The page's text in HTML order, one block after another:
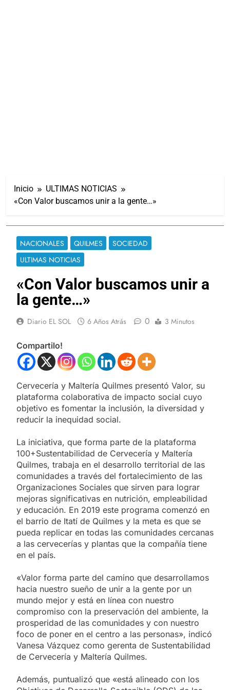
Inicio
ULTIMAS NOTICIAS
«Con Valor buscamos unir a la gente…»
NACIONALES QUILMES
SOCIEDAD
ULTIMAS NOTICIAS
«Con Valor buscamos unir a
la gente…»
Diario EL SOL 6 Años Atrás 0 3 Minutos
Compartilo!
Cervecería y Maltería Quilmes presentó Valor, su
plataforma colaborativa de impacto social cuyo
objetivo es fomentar la inclusión, la diversidad y
reducir la inequidad social.
La iniciativa, que forma parte de la plataforma
100+Sustentabilidad de Cervecería y Maltería
Quilmes, trabaja en el desarrollo territorial de las
comunidades a través del fortalecimiento de las
Organizaciones Sociales que sirven para lograr
mejoras significativas en nutrición, empleabilidad
y educación. En 2019 este programa comenzó en
el barrio de Itatí de Quilmes y la meta es que se
pueda replicar en todas las comunidades cercanas
a las cervecerías y plantas que la compañía tiene
en el país.
«Valor forma parte del camino que desarrollamos
hacia nuestro sueño de unir a la gente por un
mundo mejor y está en línea con nuestro
compromiso con la preservación del ambiente, la
prosperidad de las comunidades y con nuestro
foco de poner en el centro a las personas», indicó
Vanesa Vázquez como gerenta de Sustentabilidad
de Cervecería y Maltería Quilmes.
Además, puntualizó que «está alineado con los